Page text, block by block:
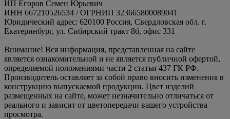
ИП Егоров Семен Юрьевич
ИНН 667210526534 / ОГРНИП 323665800089041
Юридический адрес: 620100 Россия, Свердловская обл. г.
Екатеринбург, ул. Сибирский тракт 8б, офис 331
Внимание! Вся информация, представленная на сайте
является ознакомительной и не является публичной офертой,
определяемой положениями части 2 статьи 437 ГК РФ.
Производитель оставляет за собой право вносить изменения в
конструкцию выпускаемой продукции. Цвет изделий
размещенных на сайте, может незначительно отличаться от
реального и зависит от цветопередачи вашего устройства
просмотра.